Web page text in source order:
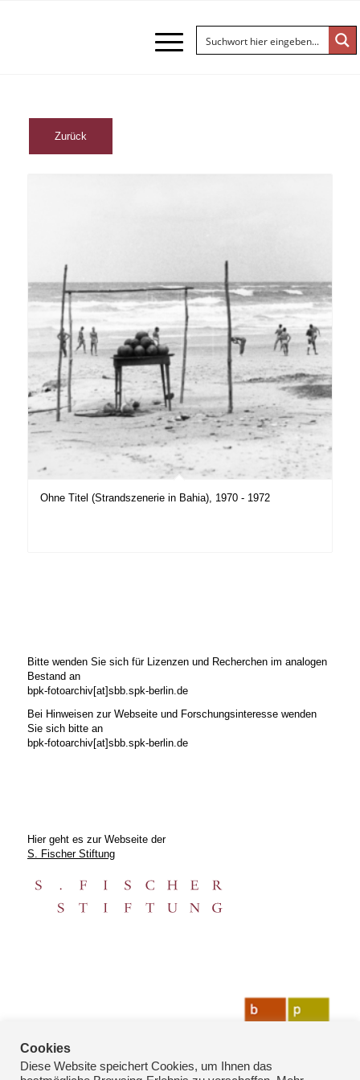
Ohne Titel (Strandszenerie in Bahia), 1970 - 1972
Bitte wenden Sie sich für Lizenzen und Recherchen im analogen
Bestand an
bpk-fotoarchiv[at]sbb.spk-berlin.de
Bei Hinweisen zur Webseite und Forschungsinteresse wenden
Sie sich bitte an
bpk-fotoarchiv[at]sbb.spk-berlin.de
Hier geht es zur Webseite der
S. Fischer Stiftung
Cookies
Diese Website speichert Cookies, um Ihnen das